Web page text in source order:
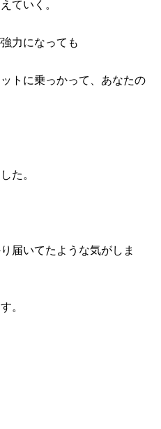
ていく。
力になっても
トに乗っかって、あなたの
た。
届いてたような気がしま
。